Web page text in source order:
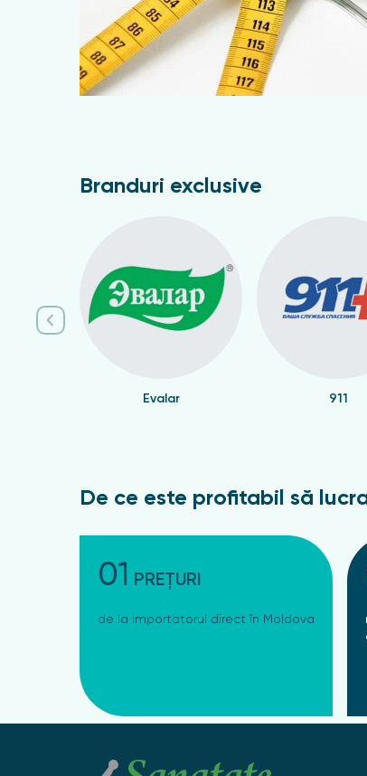
Branduri exclusive
Evalar 911
De ce este profitabil să
01 PREȚURI
de la importatorul direct în Moldova